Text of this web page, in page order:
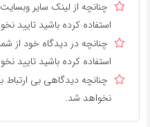
چنانچه از لینک سایر
استفاده کرده باشید تایید
چنانچه در دیدگاه خود از
استفاده کرده باشید تایید
چنانچه دیدگاهی بی
نخواهد شد.